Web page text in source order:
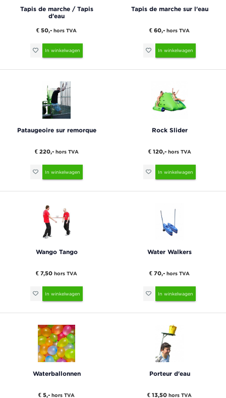
Tapis de marche / Tapis
d'eau
€ 50,- hors TVA
In winkelwagen
Tapis de marche sur l'eau
€ 60,- hors TVA
In winkelwagen
Pataugeoire sur remorque
€ 220,- hors TVA
In winkelwagen
Rock Slider
€ 120,- hors TVA
In winkelwagen
Wango Tango
€ 7,50 hors TVA
In winkelwagen
Water Walkers
€ 70,- hors TVA
In winkelwagen
Waterballonnen
€ 5,- hors TVA
Porteur d'eau
€ 13,50 hors TVA